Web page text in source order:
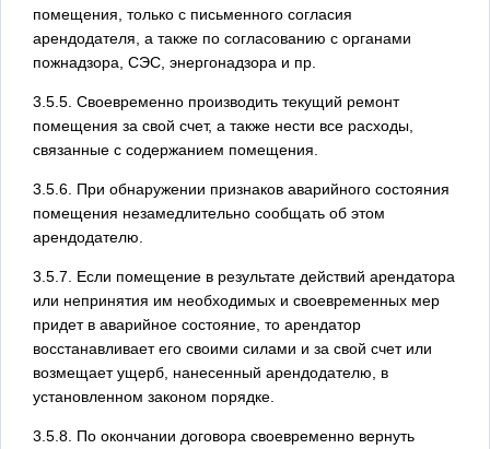
помещения, только с письменного согласия
арендодателя, а также по согласованию с органами
пожнадзора, СЭС, энергонадзора и пр.
3.5.5. Своевременно производить текущий ремонт
помещения за свой счет, а также нести все расходы,
связанные с содержанием помещения.
3.5.6. При обнаружении признаков аварийного состояния
помещения незамедлительно сообщать об этом
арендодателю.
3.5.7. Если помещение в результате действий арендатора
или непринятия им необходимых и своевременных мер
придет в аварийное состояние, то арендатор
восстанавливает его своими силами и за свой счет или
возмещает ущерб, нанесенный арендодателю, в
установленном законом порядке.
3.5.8. По окончании договора своевременно вернуть